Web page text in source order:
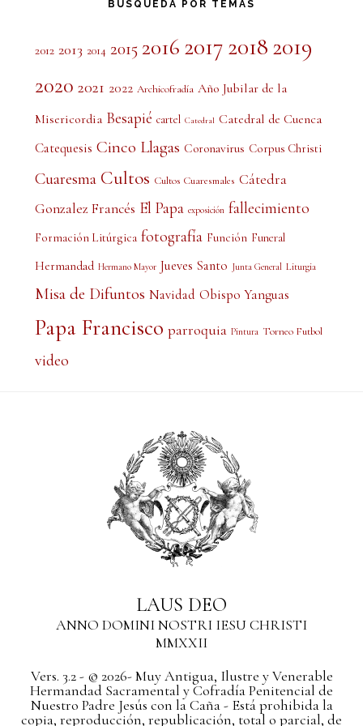
BÚSQUEDA POR TEMAS
2012 2013 2014 2015 2016 2017 2018 2019
2020 2021 2022 Archicofradía Año Jubilar de la
Misericordia Besapié cartel Catedral Catedral de Cuenca
Catequesis Cinco Llagas Coronavirus Corpus Christi
Cuaresma Cultos Cultos Cuaresmales Cátedra
Gonzalez Francés El Papa exposición fallecimiento
Formación Litúrgica fotografía Función Funeral
Hermandad Hermano Mayor Jueves Santo Junta General Liturgia
Misa de Difuntos Navidad Obispo Yanguas
Papa Francisco parroquia Pintura Torneo Futbol
video
LAUS DEO
ANNO DOMINI NOSTRI IESU CHRISTI
MMXXII
Vers. 3.2 - © 2026- Muy Antigua, Ilustre y Venerable
Hermandad Sacramental y Cofradía Penitencial de
Nuestro Padre Jesús con la Caña - Está prohibida la
copia, reproducción, republicación, total o parcial, de